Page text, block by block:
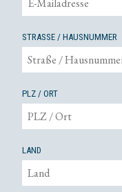
STRASSE / HAUSNUMMER
PLZ / ORT
LAND